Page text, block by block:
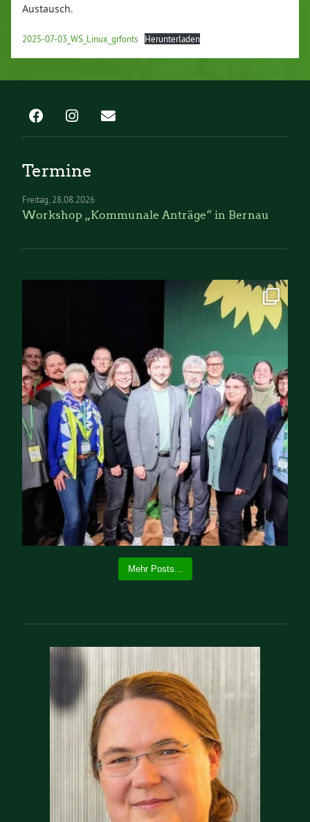
Austausch.
2025-07-03_WS_Linux_grfonts Herunterladen
Termine
Freitag 28.08.2026
Workshop „Kommunale Anträge“ in Bernau
Mehr Posts...